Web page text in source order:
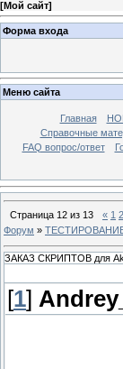
[Мой сайт]
Форма входа
Меню сайта
Главная
Справочные
FAQ вопрос/ответ
Страница 12 из 13 « 1 2
Форум » ТЕСТИРОВАНИЕ
ЗАКАЗ СКРИПТОВ для
[1]